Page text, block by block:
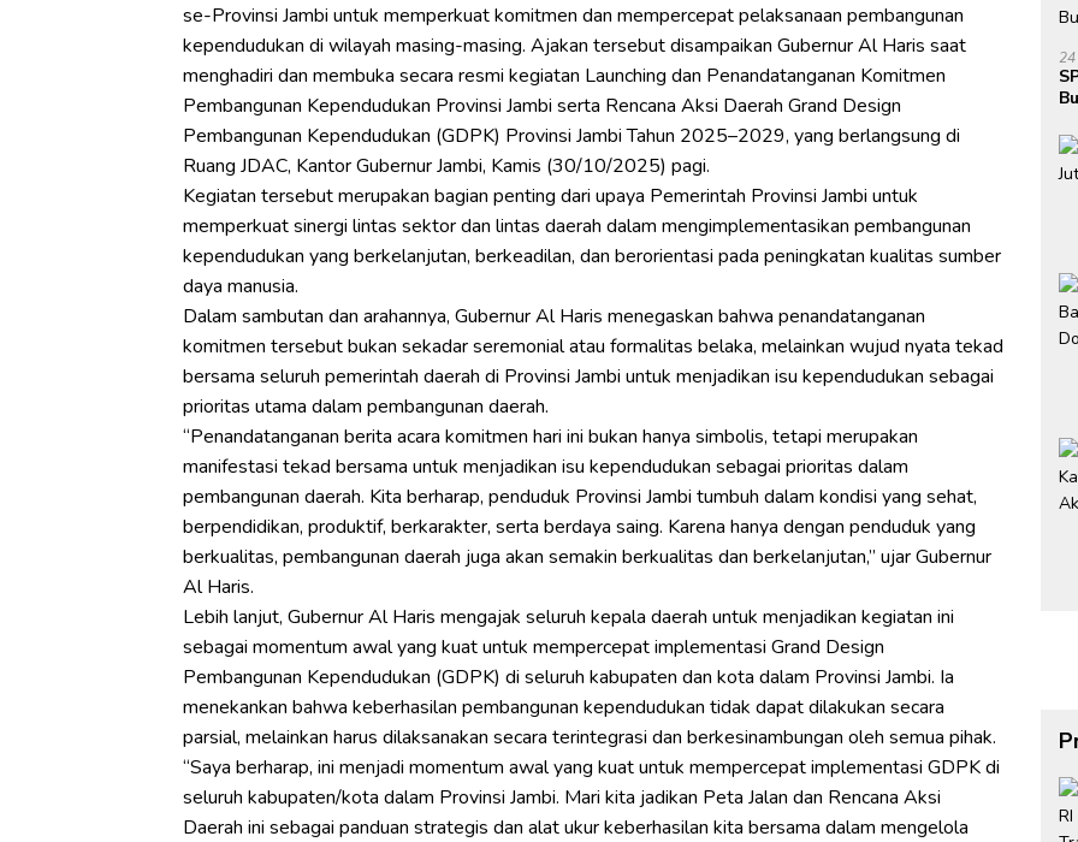
se-Provinsi Jambi untuk memperkuat komitmen dan mempercepat pelaksanaan pembangunan
kependudukan di wilayah masing-masing. Ajakan tersebut disampaikan Gubernur Al Haris saat
menghadiri dan membuka secara resmi kegiatan Launching dan Penandatanganan Komitmen
Pembangunan Kependudukan Provinsi Jambi serta Rencana Aksi Daerah Grand Design
Pembangunan Kependudukan (GDPK) Provinsi Jambi Tahun 2025–2029, yang berlangsung di
Ruang JDAC, Kantor Gubernur Jambi, Kamis (30/10/2025) pagi.
Kegiatan tersebut merupakan bagian penting dari upaya Pemerintah Provinsi Jambi untuk
memperkuat sinergi lintas sektor dan lintas daerah dalam mengimplementasikan pembangunan
kependudukan yang berkelanjutan, berkeadilan, dan berorientasi pada peningkatan kualitas sumber
daya manusia.
Dalam sambutan dan arahannya, Gubernur Al Haris menegaskan bahwa penandatanganan
komitmen tersebut bukan sekadar seremonial atau formalitas belaka, melainkan wujud nyata tekad
bersama seluruh pemerintah daerah di Provinsi Jambi untuk menjadikan isu kependudukan sebagai
prioritas utama dalam pembangunan daerah.
“Penandatanganan berita acara komitmen hari ini bukan hanya simbolis, tetapi merupakan
manifestasi tekad bersama untuk menjadikan isu kependudukan sebagai prioritas dalam
pembangunan daerah. Kita berharap, penduduk Provinsi Jambi tumbuh dalam kondisi yang sehat,
berpendidikan, produktif, berkarakter, serta berdaya saing. Karena hanya dengan penduduk yang
berkualitas, pembangunan daerah juga akan semakin berkualitas dan berkelanjutan,” ujar Gubernur
Al Haris.
Lebih lanjut, Gubernur Al Haris mengajak seluruh kepala daerah untuk menjadikan kegiatan ini
sebagai momentum awal yang kuat untuk mempercepat implementasi Grand Design
Pembangunan Kependudukan (GDPK) di seluruh kabupaten dan kota dalam Provinsi Jambi. Ia
menekankan bahwa keberhasilan pembangunan kependudukan tidak dapat dilakukan secara
parsial, melainkan harus dilaksanakan secara terintegrasi dan berkesinambungan oleh semua pihak.
“Saya berharap, ini menjadi momentum awal yang kuat untuk mempercepat implementasi GDPK di
seluruh kabupaten/kota dalam Provinsi Jambi. Mari kita jadikan Peta Jalan dan Rencana Aksi
Daerah ini sebagai panduan strategis dan alat ukur keberhasilan kita bersama dalam mengelola